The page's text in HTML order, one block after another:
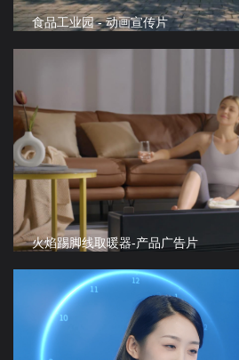
食品工业园 - 动画宣传片
火焰踢脚线取暖器-产品广告片